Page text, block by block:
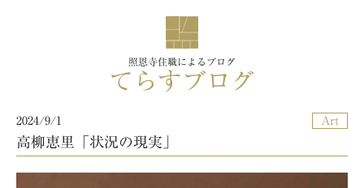
照恩寺住職によるブログ
てらすブログ
2024/9/1 Art
高柳恵里「状況の現実」